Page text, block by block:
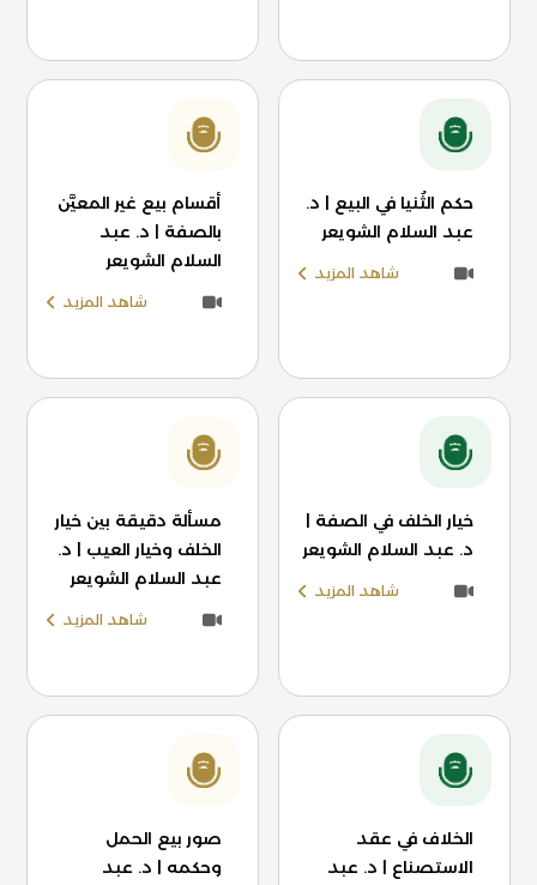
حكم الثُنيا في البيع | د.
عبد السلام الشويعر
شاهد المزيد
أقسام بيع غير المعيَّن
بالصفة | د. عبد
السلام الشويعر
شاهد المزيد
خيار الخلف في الصفة |
د. عبد السلام الشويعر
شاهد المزيد
مسألة دقيقة بين خيار
الخلف وخيار العيب | د.
عبد السلام الشويعر
شاهد المزيد
الخلاف في عقد
الاستصناع | د. عبد
صور بيع الحمل
وحكمه | د. عبد